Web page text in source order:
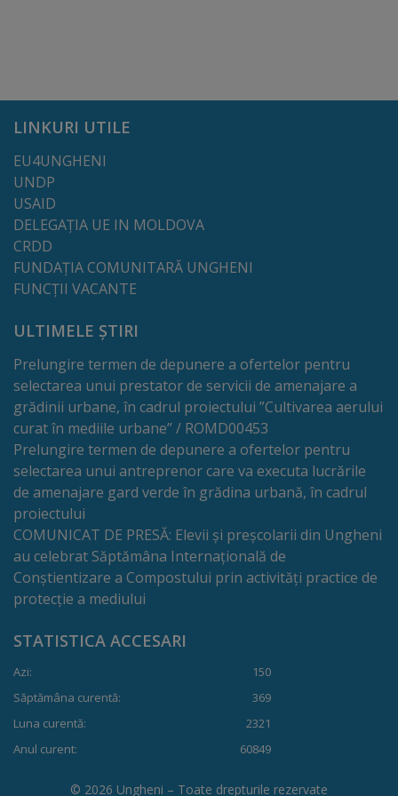
copiilor
în
grădiniță/Plăți
Înterprinderi
municipale
Comgaz-
Plus
Modele
de
cerere
Arhitectură
și
urbanism
Transparență
de
decizii
Decizii
LINKURI UTILE
EU4UNGHENI
UNDP
USAID
DELEGAȚIA UE IN MOLDOVA
CRDD
FUNDAȚIA COMUNITARĂ UNGHENI
FUNCȚII VACANTE
ULTIMELE ȘTIRI
Prelungire termen de depunere a ofertelor pentru
selectarea unui prestator de servicii de amenajare a
grădinii urbane, în cadrul proiectului ”Cultivarea aerului
curat în mediile urbane” / ROMD00453
Prelungire termen de depunere a ofertelor pentru
selectarea unui antreprenor care va executa lucrările
de amenajare gard verde în grădina urbană, în cadrul
proiectului
COMUNICAT DE PRESĂ: Elevii și preșcolarii din Ungheni
au celebrat Săptămâna Internațională de
Conștientizare a Compostului prin activități practice de
protecție a mediului
STATISTICA ACCESARI
Azi:
150
Săptămâna curentă:
369
Luna curentă:
2321
Anul curent:
60849
© 2026 Ungheni – Toate drepturile rezervate